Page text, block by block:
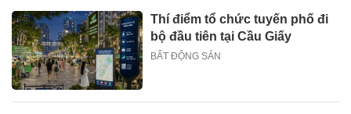
Thí điểm tổ chức tuyến phố đi
bộ đầu tiên tại Cầu Giấy
BẤT ĐỘNG SẢN